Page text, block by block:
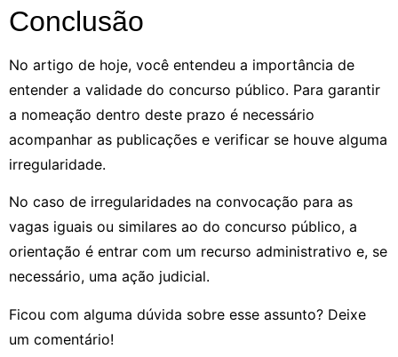
Conclusão
No artigo de hoje, você entendeu a importância de
entender a validade do concurso público. Para garantir
a nomeação dentro deste prazo é necessário
acompanhar as publicações e verificar se houve alguma
irregularidade.
No caso de irregularidades na convocação para as
vagas iguais ou similares ao do concurso público, a
orientação é entrar com um recurso administrativo e, se
necessário, uma ação judicial.
Ficou com alguma dúvida sobre esse assunto? Deixe
um comentário!